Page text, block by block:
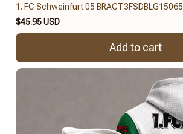
1. FC Schweinfurt 05 BRACT3FSDBLG15065
$45.95 USD
Add to cart